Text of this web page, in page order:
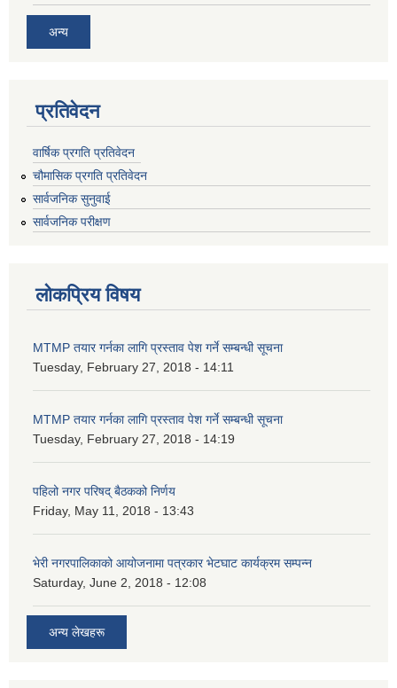
अन्य
प्रतिवेदन
वार्षिक प्रगति प्रतिवेदन
चौमासिक प्रगति प्रतिवेदन
सार्वजनिक सुनुवाई
सार्वजनिक परीक्षण
लोकप्रिय विषय
MTMP तयार गर्नका लागि प्रस्ताव पेश गर्ने सम्बन्धी सूचना
Tuesday, February 27, 2018 - 14:11
MTMP तयार गर्नका लागि प्रस्ताव पेश गर्ने सम्बन्धी सूचना
Tuesday, February 27, 2018 - 14:19
पहिलो नगर परिषद् बैठकको निर्णय
Friday, May 11, 2018 - 13:43
भेरी नगरपालिकाको आयोजनामा पत्रकार भेटघाट कार्यक्रम सम्पन्न
Saturday, June 2, 2018 - 12:08
अन्य लेखहरू